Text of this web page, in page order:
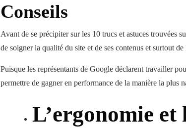
Conseils
Avant de se précipiter sur les 10 trucs et astuces trouvées
de soigner la qualité du site et de ses contenus et surtout
Puisque les représentants de Google déclarent travailler
permettre de gagner en performance de la manière la plus
L’ergonomie et